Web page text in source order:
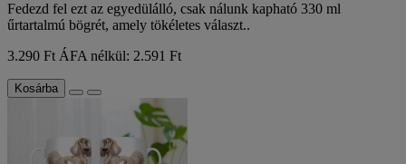
Fedezd fel ezt az egyedülálló, csak nálunk kapható 330 ml
űrtartalmú bögrét, amely tökéletes választ..
3.290 Ft ÁFA nélkül: 2.591 Ft
Kosárba